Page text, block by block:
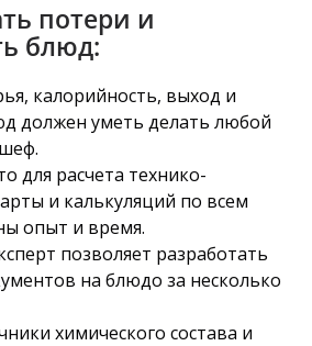
потери и
блюд:
калорийность, выход и
должен уметь делать любой
для расчета технико-
и калькуляций по всем
опыт и время.
позволяет разработать
на блюдо за несколько
химического состава и